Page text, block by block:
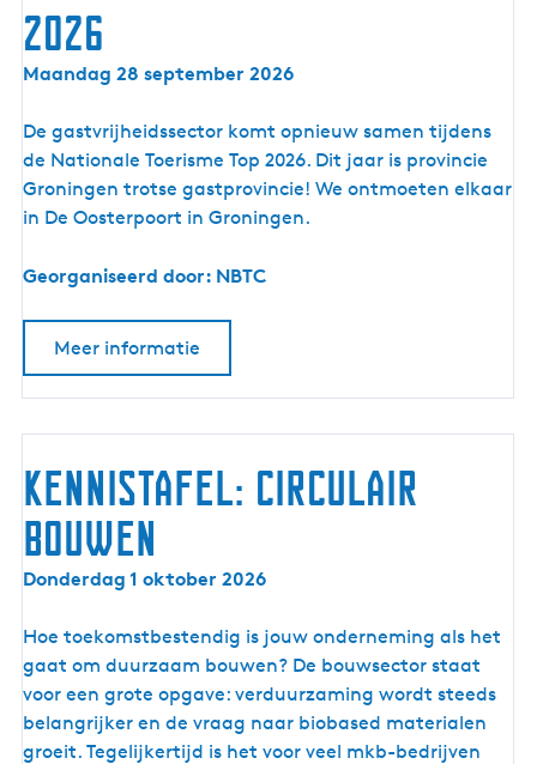
e
t
e
t
r
n
e
e
r
s
t
e
e
n
2026
N
t
i
o
n
l
T
s
m
e
T
o
2
0
2
6
Maandag 28 september 2026
De gastvrijheidssector komt opnieuw samen tijdens
de Nationale Toerisme Top 2026. Dit jaar is provincie
Groningen trotse gastprovincie! We ontmoeten elkaar
in De Oosterpoort in Groningen.
Georganiseerd door: NBTC
Meer informatie
Kennistafel: Circulair
bouwen
K
n
n
i
s
t
Donderdag 1 oktober 2026
Hoe toekomstbestendig is jouw onderneming als het
gaat om duurzaam bouwen? De bouwsector staat
voor een grote opgave: verduurzaming wordt steeds
belangrijker en de vraag naar biobased materialen
groeit. Tegelijkertijd is het voor veel mkb-bedrijven